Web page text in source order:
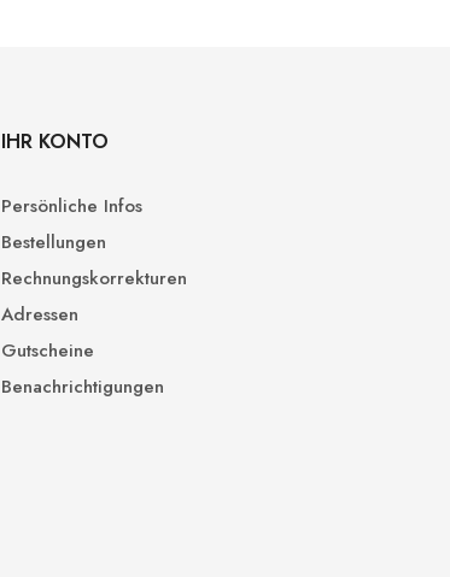
IHR KONTO
Persönliche Infos
Bestellungen
Rechnungskorrekturen
Adressen
Gutscheine
Benachrichtigungen